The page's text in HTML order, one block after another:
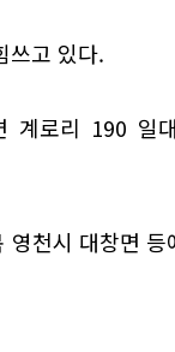
쓰고 있다.
계로리 190 일
천시 대창면